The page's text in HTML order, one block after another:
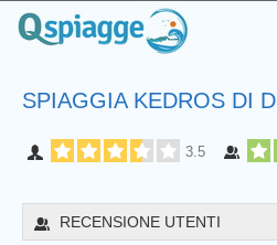
SPIAGGIA KEDROS DI
3.5
RECENSIONE UTENTI